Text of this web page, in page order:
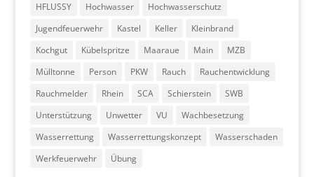
HFLUSSY
Hochwasser
Hochwasserschutz
Jugendfeuerwehr
Kastel Keller
Kleinbrand
Kochgut
Kübelspritze Maaraue Main
MZB
Mülltonne
Person PKW Rauch
Rauchentwicklung
Rauchmelder
Rhein SCA Schierstein
SWB
Unterstützung
Unwetter VU
Wachbesetzung
Wasserrettung
Wasserrettungskonzept
Wasserschaden
Werkfeuerwehr
Übung